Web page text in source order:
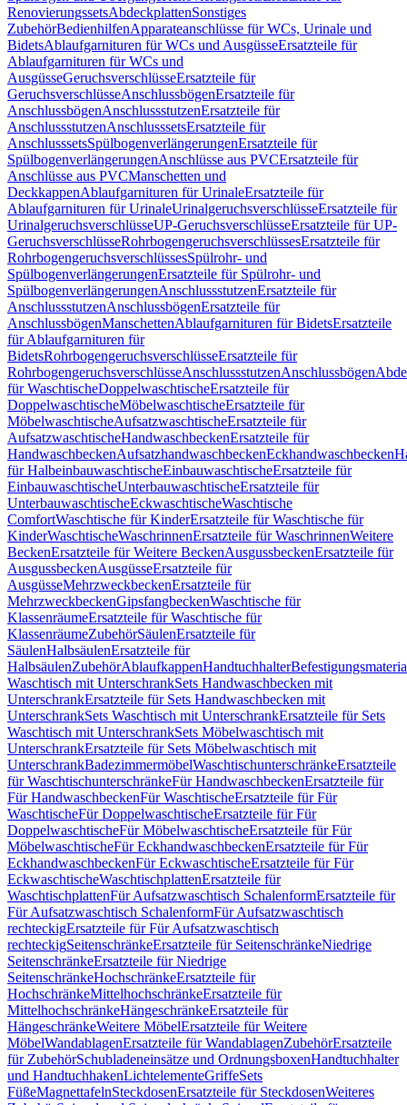
RenovierungssetsAbdeckplattenSonstiges
ZubehörBedienhilfenApparateanschlüsse für WCs, Urinale und
BidetsAblaufgarnituren für WCs und AusgüsseErsatzteile für
Ablaufgarnituren für WCs und
AusgüsseGeruchsverschlüsseErsatzteile für
GeruchsverschlüsseAnschlussbögenErsatzteile für
AnschlussbögenAnschlussstutzenErsatzteile für
AnschlussstutzenAnschlusssetsErsatzteile für
AnschlusssetsSpülbogenverlängerungenErsatzteile für
SpülbogenverlängerungenAnschlüsse aus PVCErsatzteile für
Anschlüsse aus PVCManschetten und
DeckkappenAblaufgarnituren für UrinaleErsatzteile für
Ablaufgarnituren für UrinaleUrinalgeruchsverschlüsseErsatzteile für
UrinalgeruchsverschlüsseUP-GeruchsverschlüsseErsatzteile für UP-
GeruchsverschlüsseRohrbogengeruchsverschlüssesErsatzteile für
RohrbogengeruchsverschlüssesSpülrohr- und
SpülbogenverlängerungenErsatzteile für Spülrohr- und
SpülbogenverlängerungenAnschlussstutzenErsatzteile für
AnschlussstutzenAnschlussbögenErsatzteile für
AnschlussbögenManschettenAblaufgarnituren für BidetsErsatzteile
für Ablaufgarnituren für
BidetsRohrbogengeruchsverschlüsseErsatzteile für
RohrbogengeruchsverschlüsseAnschlussstutzenAnschlussbögen
für WaschtischeDoppelwaschtischeErsatzteile für
DoppelwaschtischeMöbelwaschtischeErsatzteile für
MöbelwaschtischeAufsatzwaschtischeErsatzteile für
AufsatzwaschtischeHandwaschbeckenErsatzteile für
HandwaschbeckenAufsatzhandwaschbeckenEckhandwaschbecken
für HalbeinbauwaschtischeEinbauwaschtischeErsatzteile für
EinbauwaschtischeUnterbauwaschtischeErsatzteile für
UnterbauwaschtischeEckwaschtischeWaschtische
ComfortWaschtische für KinderErsatzteile für Waschtische für
KinderWaschtischeWaschrinnenErsatzteile für WaschrinnenWeitere
BeckenErsatzteile für Weitere BeckenAusgussbeckenErsatzteile für
AusgussbeckenAusgüsseErsatzteile für
AusgüsseMehrzweckbeckenErsatzteile für
MehrzweckbeckenGipsfangbeckenWaschtische für
KlassenräumeErsatzteile für Waschtische für
KlassenräumeZubehörSäulenErsatzteile für
SäulenHalbsäulenErsatzteile für
HalbsäulenZubehörAblaufkappenHandtuchhalter
Waschtisch mit UnterschrankSets Handwaschbecken mit
UnterschrankErsatzteile für Sets Handwaschbecken mit
UnterschrankSets Waschtisch mit UnterschrankErsatzteile für Sets
Waschtisch mit UnterschrankSets Möbelwaschtisch mit
UnterschrankErsatzteile für Sets Möbelwaschtisch mit
UnterschrankBadezimmermöbelWaschtischunterschränkeErsatzteile
für WaschtischunterschränkeFür HandwaschbeckenErsatzteile für
Für HandwaschbeckenFür WaschtischeErsatzteile für Für
WaschtischeFür DoppelwaschtischeErsatzteile für Für
DoppelwaschtischeFür MöbelwaschtischeErsatzteile für Für
MöbelwaschtischeFür EckhandwaschbeckenErsatzteile für Für
EckhandwaschbeckenFür EckwaschtischeErsatzteile für Für
EckwaschtischeWaschtischplattenErsatzteile für
WaschtischplattenFür Aufsatzwaschtisch SchalenformErsatzteile für
Für Aufsatzwaschtisch SchalenformFür Aufsatzwaschtisch
rechteckigErsatzteile für Für Aufsatzwaschtisch
rechteckigSeitenschränkeErsatzteile für SeitenschränkeNiedrige
SeitenschränkeErsatzteile für Niedrige
SeitenschränkeHochschränkeErsatzteile für
HochschränkeMittelhochschränkeErsatzteile für
MittelhochschränkeHängeschränkeErsatzteile für
HängeschränkeWeitere MöbelErsatzteile für Weitere
MöbelWandablagenErsatzteile für WandablagenZubehörErsatzteile
für ZubehörSchubladeneinsätze und OrdnungsboxenHandtuchhalter
und HandtuchhakenLichtelementeGriffeSets
FüßeMagnettafelnSteckdosenErsatzteile für SteckdosenWeiteres